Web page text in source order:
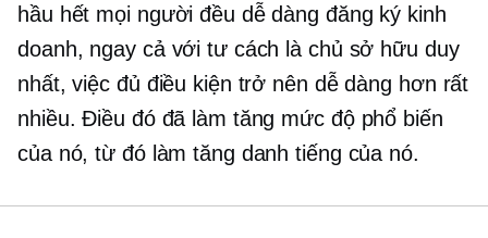
hầu hết mọi người đều dễ dàng đăng ký kinh
doanh, ngay cả với tư cách là chủ sở hữu duy
nhất, việc đủ điều kiện trở nên dễ dàng hơn rất
nhiều. Điều đó đã làm tăng mức độ phổ biến
của nó, từ đó làm tăng danh tiếng của nó.